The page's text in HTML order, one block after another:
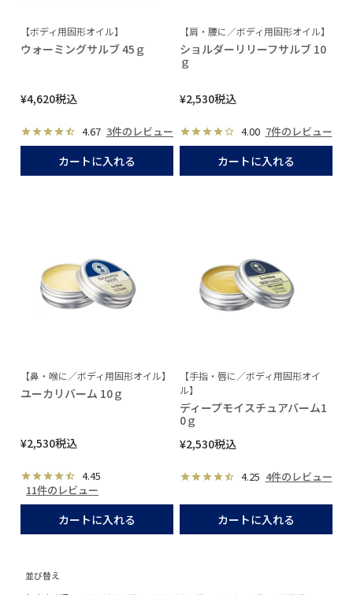
【ボディ用固形オイル】
ウォーミングサルブ 45ｇ
¥4,620税込
4.67 3件のレビュー
カートに入れる
【肩・腰に／ボディ用固形オイル】
ショルダーリリーフサルブ 10
ｇ
¥2,530税込
4.00 7件のレビュー
カートに入れる
【鼻・喉に／ボディ用固形オイル】
ユーカリバーム 10ｇ
¥2,530税込
4.45
11件のレビュー
カートに入れる
【手指・唇に／ボディ用固形オイ
ル】
ディープモイスチュアバーム1
0ｇ
¥2,530税込
4.25 4件のレビュー
カートに入れる
並び替え